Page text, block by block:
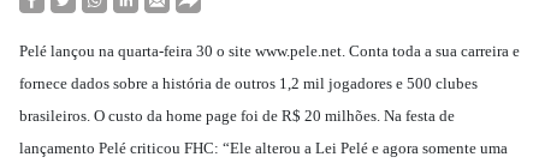
Pelé lançou na quarta-feira 30 o site www.pele.net. Conta toda a sua carreira e
fornece dados sobre a história de outros 1,2 mil jogadores e 500 clubes
brasileiros. O custo da home page foi de R$ 20 milhões. Na festa de
lançamento Pelé criticou FHC: “Ele alterou a Lei Pelé e agora somente uma